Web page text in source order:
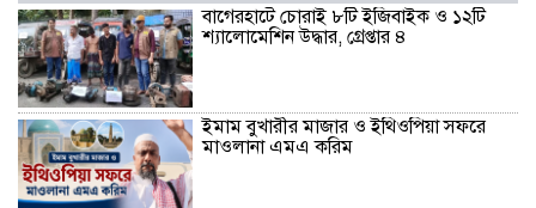
বাগেরহাটে চোরাই ৮টি ইজিবাইক ও ১২টি
শ্যালোমেশিন উদ্ধার, গ্রেপ্তার ৪
ইমাম বুখারীর মাজার ও ইথিওপিয়া সফরে
মাওলানা এমএ করিম